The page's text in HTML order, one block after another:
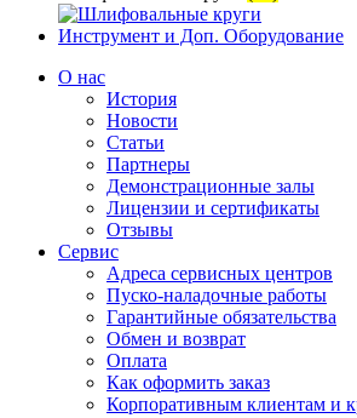
Инструмент и Доп. Оборудование
О нас
История
Новости
Статьи
Партнеры
Демонстрационные залы
Лицензии и сертификаты
Отзывы
Сервис
Адреса сервисных центров
Пуско-наладочные работы
Гарантийные обязательства
Обмен и возврат
Оплата
Как оформить заказ
Корпоративным клиентам и